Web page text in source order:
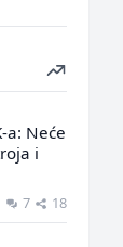
a: Neće
i
7 18